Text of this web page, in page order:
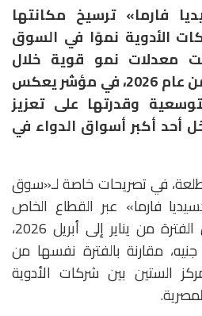
فارما» ترسيخ مكانتها
الأدوية نموًا في السوق
معدلات نمو قوية خلال
الأشهر الأربعة الأولى من عام 2026، في مؤشر يعكس
وقدرتها على تعزيز
أحد أكبر أسواق الدواء في
في تصريحات خاصة لـ«سوق
فارما» عبر القطاع الخاص
ارتفعت بنسبة 51% خلال الفترة من يناير إلى أبريل 2026،
705 ملايين جنيه، مقارنة بالفترة نفسها من
الستين بين شركات الأدوية